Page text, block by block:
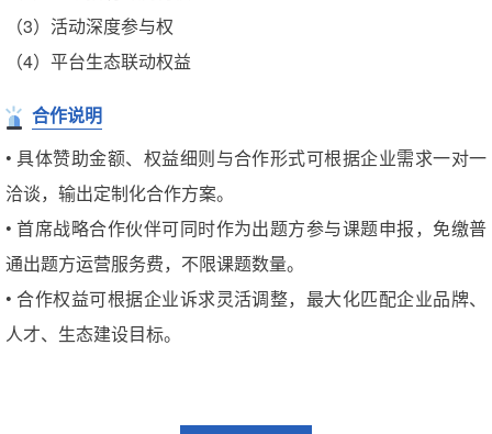
（3）活动深度参与权
（4）平台生态联动权益
合作说明
• 具体赞助金额、权益细则与合作形式可根据企业需求一对一
洽谈，输出定制化合作方案。
• 首席战略合作伙伴可同时作为出题方参与课题申报，免缴普
通出题方运营服务费，不限课题数量。
• 合作权益可根据企业诉求灵活调整，最大化匹配企业品牌、
人才、生态建设目标。